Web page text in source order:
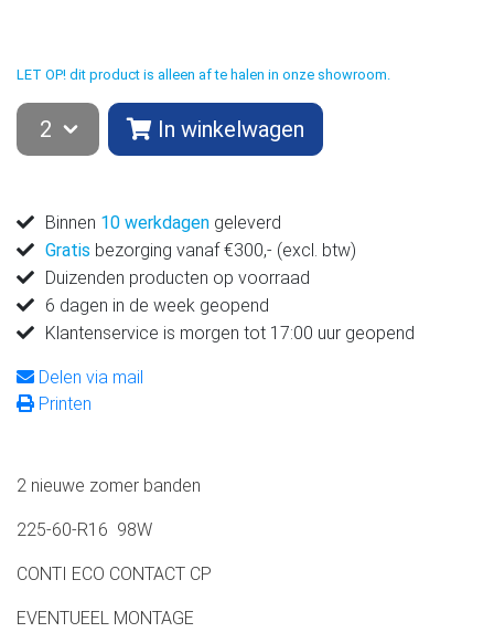
LET OP! dit product is alleen af te halen in onze showroom.
In winkelwagen
Binnen 10 werkdagen geleverd
Gratis bezorging vanaf €300,- (excl. btw)
Duizenden producten op voorraad
6 dagen in de week geopend
Klantenservice is morgen tot 17:00 uur geopend
Delen via mail
Printen
2 nieuwe zomer banden
225-60-R16 98W
CONTI ECO CONTACT CP
EVENTUEEL MONTAGE